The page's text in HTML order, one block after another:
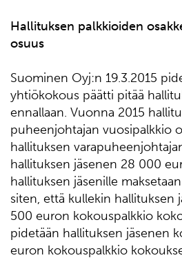
Hallituksen palkkioiden
osuus
Suominen Oyj:n 19.3.2015
yhtiökokous päätti pitää
ennallaan. Vuonna 2015
puheenjohtajan vuosipalkkio
hallituksen
hallituksen jäsenen 28 000
hallituksen jäsenille
siten, että kullekin hallituksen
500 euron kokouspalkkio
pidetään hallituksen jäsenen
euron kokouspalkkio